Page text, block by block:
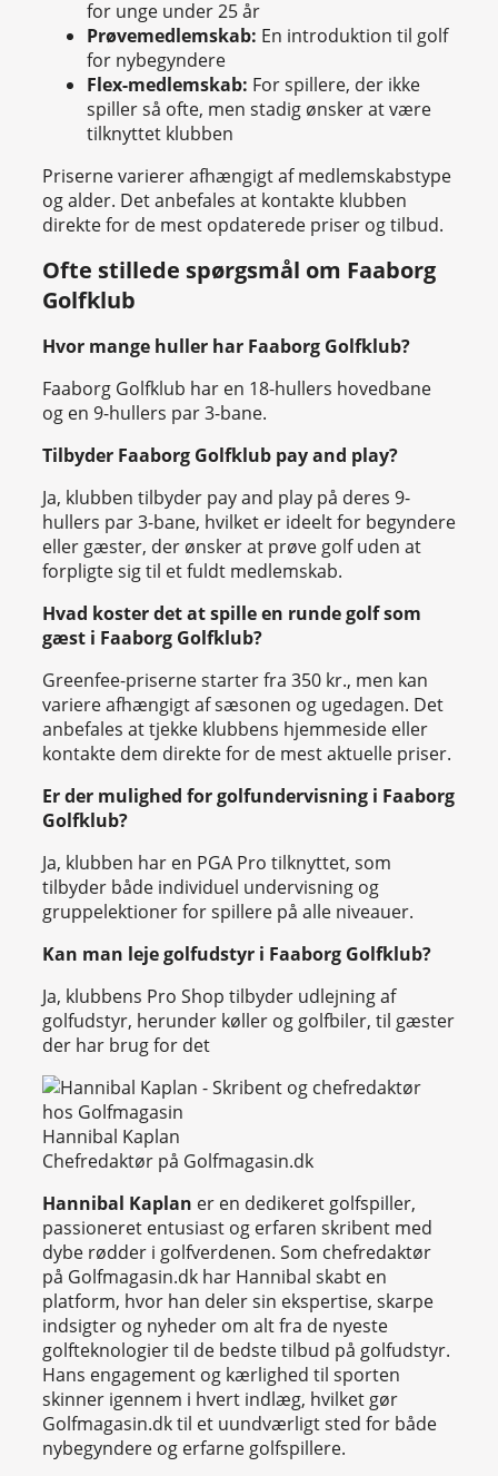
for unge under 25 år
Prøvemedlemskab: En introduktion til golf
for nybegyndere
Flex-medlemskab: For spillere, der ikke
spiller så ofte, men stadig ønsker at være
tilknyttet klubben
Priserne varierer afhængigt af medlemskabstype
og alder. Det anbefales at kontakte klubben
direkte for de mest opdaterede priser og tilbud.
Ofte stillede spørgsmål om Faaborg
Golfklub
Hvor mange huller har Faaborg Golfklub?
Faaborg Golfklub har en 18-hullers hovedbane
og en 9-hullers par 3-bane.
Tilbyder Faaborg Golfklub pay and play?
Ja, klubben tilbyder pay and play på deres 9-
hullers par 3-bane, hvilket er ideelt for begyndere
eller gæster, der ønsker at prøve golf uden at
forpligte sig til et fuldt medlemskab.
Hvad koster det at spille en runde golf som
gæst i Faaborg Golfklub?
Greenfee-priserne starter fra 350 kr., men kan
variere afhængigt af sæsonen og ugedagen. Det
anbefales at tjekke klubbens hjemmeside eller
kontakte dem direkte for de mest aktuelle priser.
Er der mulighed for golfundervisning i Faaborg
Golfklub?
Ja, klubben har en PGA Pro tilknyttet, som
tilbyder både individuel undervisning og
gruppelektioner for spillere på alle niveauer.
Kan man leje golfudstyr i Faaborg Golfklub?
Ja, klubbens Pro Shop tilbyder udlejning af
golfudstyr, herunder køller og golfbiler, til gæster
der har brug for det
Hannibal Kaplan
Chefredaktør på Golfmagasin.dk
Hannibal Kaplan er en dedikeret golfspiller,
passioneret entusiast og erfaren skribent med
dybe rødder i golfverdenen. Som chefredaktør
på Golfmagasin.dk har Hannibal skabt en
platform, hvor han deler sin ekspertise, skarpe
indsigter og nyheder om alt fra de nyeste
golfteknologier til de bedste tilbud på golfudstyr.
Hans engagement og kærlighed til sporten
skinner igennem i hvert indlæg, hvilket gør
Golfmagasin.dk til et uundværligt sted for både
nybegyndere og erfarne golfspillere.